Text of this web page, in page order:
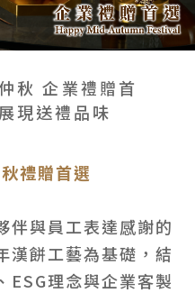
遇 企業客製
All rights reserved
秋 企業禮贈首
現送禮品味
禮贈首選
伴與員工表達感謝的
漢餅工藝為基礎，結
ESG理念與企業客製